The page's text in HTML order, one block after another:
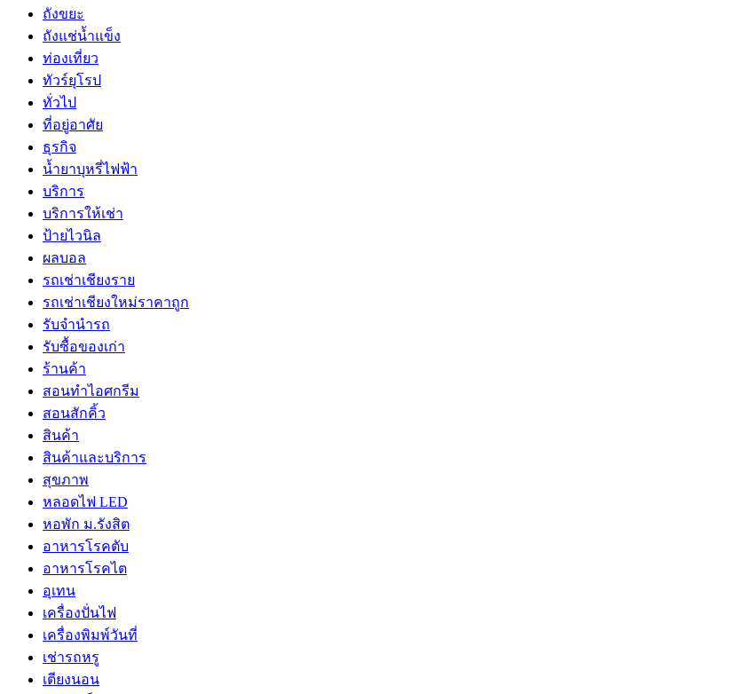
ถังขยะ
ถังแช่น้ำแข็ง
ท่องเที่ยว
ทัวร์ยุโรป
ทั่วไป
ที่อยู่อาศัย
ธุรกิจ
น้ำยาบุหรี่ไฟฟ้า
บริการ
บริการให้เช่า
ป้ายไวนิล
ผลบอล
รถเช่าเชียงราย
รถเช่าเชียงใหม่ราคาถูก
รับจำนำรถ
รับซื้อของเก่า
ร้านค้า
สอนทำไอศกรีม
สอนสักคิ้ว
สินค้า
สินค้าและบริการ
สุขภาพ
หลอดไฟ LED
หอพัก ม.รังสิต
อาหารโรคตับ
อาหารโรคไต
อุเทน
เครื่องปั่นไฟ
เครื่องพิมพ์วันที่
เช่ารถหรู
เตียงนอน